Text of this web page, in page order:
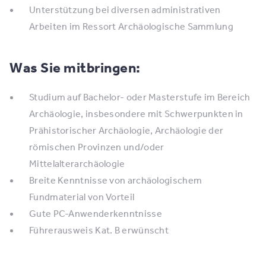
Unterstützung bei diversen administrativen
Arbeiten im Ressort Archäologische Sammlung
Was Sie mitbringen:
Studium auf Bachelor- oder Masterstufe im Bereich
Archäologie, insbesondere mit Schwerpunkten in
Prähistorischer Archäologie, Archäologie der
römischen Provinzen und/oder
Mittelalterarchäologie
Breite Kenntnisse von archäologischem
Fundmaterial von Vorteil
Gute PC-Anwenderkenntnisse
Führerausweis Kat. B erwünscht